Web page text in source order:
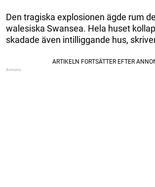
Den tragiska explosionen ägde rum
walesiska Swansea. Hela huset
skadade även intilliggande hus,